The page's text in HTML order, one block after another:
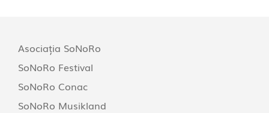
Asociația SoNoRo
SoNoRo Festival
SoNoRo Conac
SoNoRo Musikland